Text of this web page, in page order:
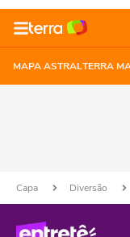
MAPA ASTRALTERRA
Capa Diversão